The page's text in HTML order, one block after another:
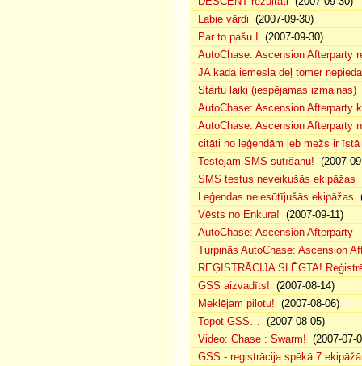
Labie vārdi (2007-09-30)
Par to pašu I
(2007-09-30)
AutoChase: Ascension Afterparty
JA kāda iemesla dēļ tomēr
Startu laiki (iespējamas izmaiņas)
AutoChase: Ascension Afterparty
AutoChase: Ascension Afterparty
citāti no leģendām jeb mežs ir
Testējam SMS sūtīšanu! (2007-
SMS testus neveikušās ekipāžas
Leģendas neiesūtījušās ekipāžas
Vēsts no Enkura! (2007-09-11)
AutoChase: Ascension Afterparty
Turpinās AutoChase: Ascension
REĢISTRĀCIJA SLĒGTA!
GSS aizvadīts! (2007-08-14)
Meklējam pilotu! (2007-08-06)
Topot GSS… (2007-08-05)
Video: Chase : Swarm! (2007-07-
GSS - reģistrācija spēkā 7